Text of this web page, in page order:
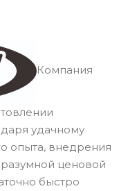
Компания
удачному
опыта, внедрения
ценовой
быстро